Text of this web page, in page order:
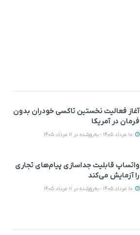
آغاز فعالیت نخستین تاکسی خودران بدون
فرمان در آمریکا
واتساپ قابلیت جداسازی پیام‌های تجاری
را آزمایش می‌کند